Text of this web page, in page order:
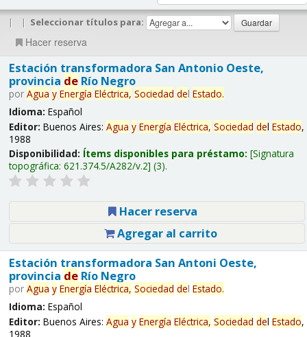
| | Seleccionar títulos para:
Hacer reserva
Estación transformadora San Antonio Oeste,
provincia deRío Negro
por Agua y Energía Eléctrica, Sociedad del Estado.
Idioma: Español
Editor: Buenos Aires: Agua y Energía Eléctrica, Sociedad del Estado,
1988
Disponibilidad: Ítems disponibles para préstamo: Signatura
topográfica: 621.374.5/A282/v.2 (3).
Hacer reserva
Agregar al carrito
Estación transformadora San Antoni Oeste,
provincia deRío Negro
por Agua y Energía Eléctrica, Sociedad del Estado.
Idioma: Español
Editor: Buenos Aires: Agua y Energía Eléctrica, Sociedad del Estado,
1988